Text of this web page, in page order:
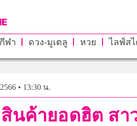
กีฬา ดวง-มูเตลู หวย ไลฟ์ส
• 13:30 น.
นค้ายอดฮิต สา